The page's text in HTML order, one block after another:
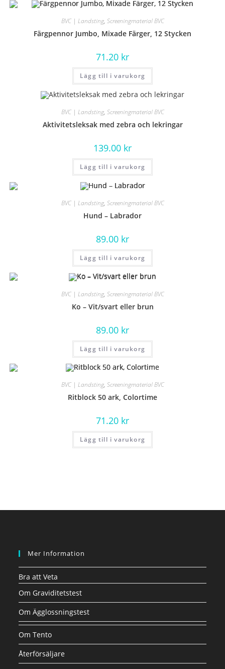
BVC | Landsting, Screeningmaterial BVC
Färgpennor Jumbo, Mixade Färger, 12 Stycken
71.20 kr
Lägg till i varukorg
BVC | Landsting, Screeningmaterial BVC
Aktivitetsleksak med zebra och lekringar
139.00 kr
Lägg till i varukorg
BVC | Landsting, Screeningmaterial BVC
Hund – Labrador
89.00 kr
Lägg till i varukorg
BVC | Landsting, Screeningmaterial BVC
Ko – Vit/svart eller brun
89.00 kr
Lägg till i varukorg
BVC | Landsting, Screeningmaterial BVC
Ritblock 50 ark, Colortime
71.20 kr
Lägg till i varukorg
Mer Information
Bra att Veta
Om Graviditetstest
Om Ägglossningstest
Om Tento
Återförsäljare